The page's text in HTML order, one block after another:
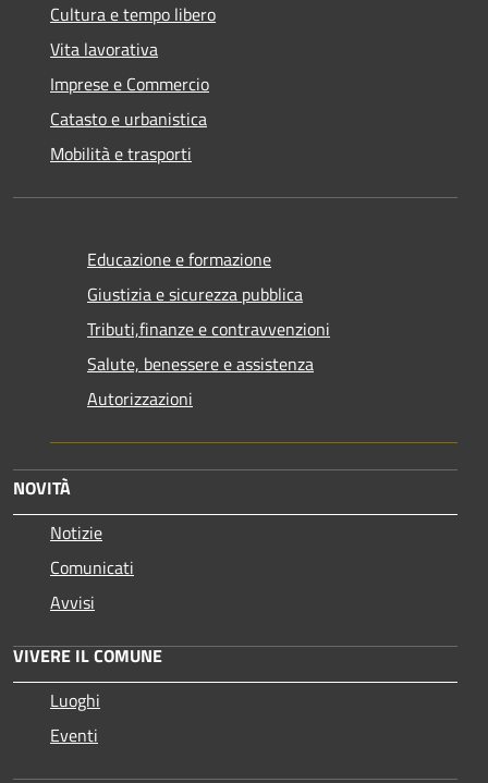
Cultura e tempo libero
Vita lavorativa
Imprese e Commercio
Catasto e urbanistica
Mobilità e trasporti
Educazione e formazione
Giustizia e sicurezza pubblica
Tributi,finanze e contravvenzioni
Salute, benessere e assistenza
Autorizzazioni
NOVITÀ
Notizie
Comunicati
Avvisi
VIVERE IL COMUNE
Luoghi
Eventi